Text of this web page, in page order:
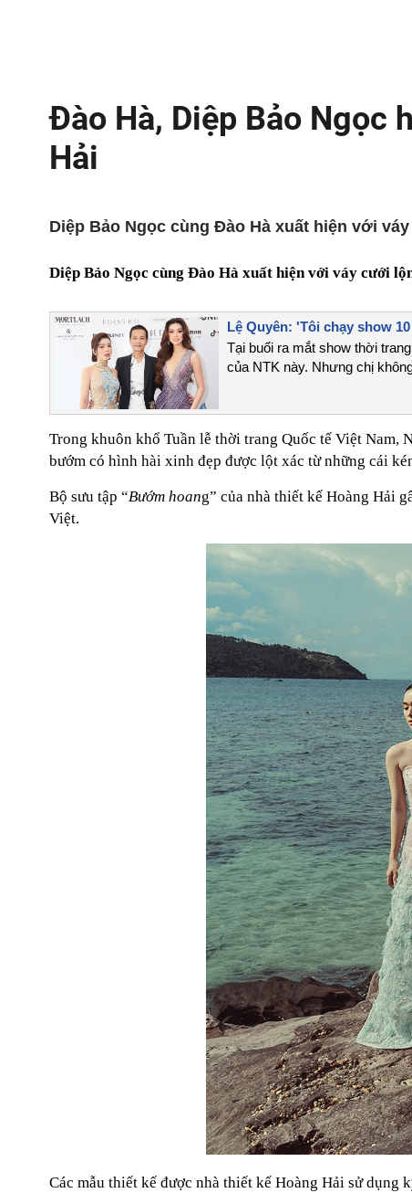
Đào Hà, Diệp Bảo Ngọc
Hải
Diệp Bảo Ngọc cùng Đào Hà xuất hiện với
Diệp Bảo Ngọc cùng Đào Hà xuất hiện với váy cưới
Lệ Quyên: 'Tôi chạy show
Tại buổi ra mắt show thời
của NTK này. Nhưng chị
Trong khuôn khổ Tuần lễ thời trang Quốc tế Việt
bướm có hình hài xinh đẹp được lột xác từ những cái
Bộ sưu tập “Bướm hoang” của nhà thiết kế Hoàng Hải
Việt.
Các mẫu thiết kế được nhà thiết kế Hoàng Hải sử dụng